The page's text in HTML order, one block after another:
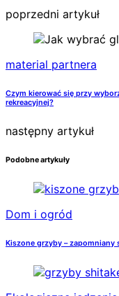
poprzedni artykuł
material partnera
Czym kierować się przy
rekreacyjnej?
następny artykuł
Podobne artykuły
Dom i ogród
Kiszone grzyby – zapomniany